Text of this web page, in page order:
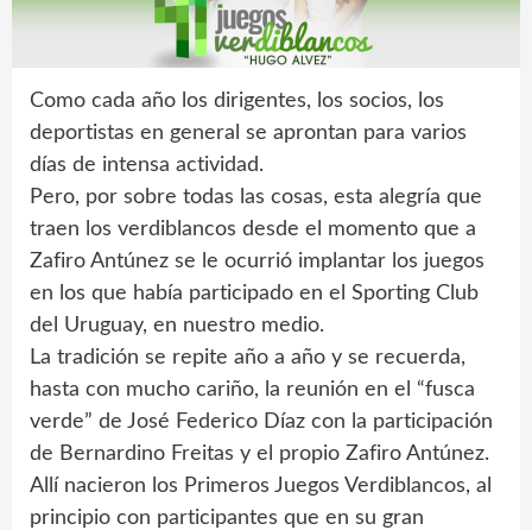
Como cada año los dirigentes, los socios, los
deportistas en general se aprontan para varios
días de intensa actividad.
Pero, por sobre todas las cosas, esta alegría que
traen los verdiblancos desde el momento que a
Zafiro Antúnez se le ocurrió implantar los juegos
en los que había participado en el Sporting Club
del Uruguay, en nuestro medio.
La tradición se repite año a año y se recuerda,
hasta con mucho cariño, la reunión en el “fusca
verde” de José Federico Díaz con la participación
de Bernardino Freitas y el propio Zafiro Antúnez.
Allí nacieron los Primeros Juegos Verdiblancos, al
principio con participantes que en su gran